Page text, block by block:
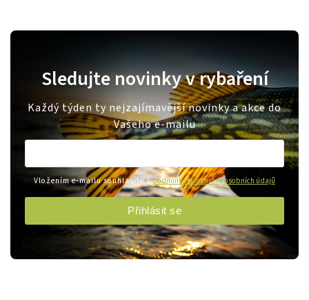
Sledujte novinky v rybaření
Každý týden ty nejzajímavější novinky a akce do
Vašeho e-mailu
Vložením e-mailu souhlasíte spodmínkami ochrany osobních údajů
Přihlásit se